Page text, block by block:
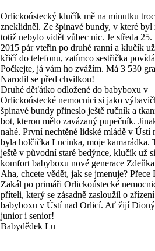
Orlickoústecký klučík mě na minutku
zneklidněl. Ze špinavé bundy, v které byl
totiž nebylo vidět vůbec nic. Je středa 25.
2015 pár vteřin po druhé ranní a klučík
křičí do telefonu, zatímco sestřička
Počkejte, já vám ho zvážím. Má 3 530
Narodil se před chvilkou!
Druhé děťátko odložené do babyboxu v
Orlickoústecké nemocnici si jako
špinavé bundy přineslo ještě ručník a
bot, kterou mělo zavázaný pupečník.
nahé. První nechtěné lidské mládě v Ústí
byla holčička Lucinka, moje kamarádka.
ještě v původní staré bedýnce, klučík už
komfort babyboxu nové generace
Aha, chcete vědět, jak se jmenuje? Přece
Zakál po primáři Orlickoústecké
příteli, který se zásadně zasloužil o zřízení
babyboxu v Ústí nad Orlicí. Ať žijí
junior i senior!
Babydědek Lu